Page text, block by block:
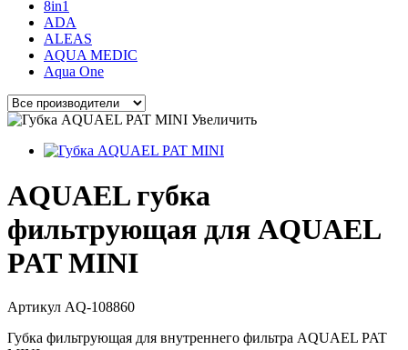
8in1
ADA
ALEAS
AQUA MEDIC
Aqua One
Увеличить
AQUAEL губка
фильтрующая для AQUAEL
PAT MINI
Артикул AQ-108860
Губка фильтрующая для внутреннего фильтра AQUAEL PAT